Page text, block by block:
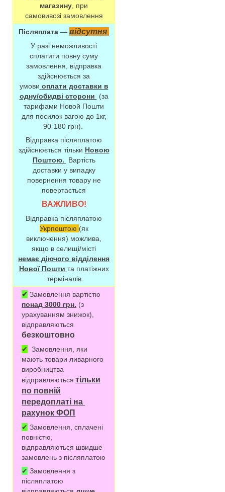
магазину , при
самовивозі замовлення
Післяплата — відсутня
У разі неможливості
сплатити повну суму
замовлення, відправка
здійснюється за
умови оплати доставки в
одну/обидві сторони
(за
тарифами Новой Пошти
для посилок вагою до 1кг,
90-180 грн).
Відправка післяплатою
здійснюється тільки Новою
Поштою.
Вартість
доставки у випадку
повернення товару не
повертається
ВАЖЛИВО!
Відправка післяплатою
Укрпоштою (як
виключення) можлива,
якщо в селищі/місті
немає діючого відділення
Нової Пошти та платіжних
терміналів
✔ Замовлення вартістю
понад 3000 грн. (з
урахуванням знижок),
відправляються
безкоштовно
✔
Замовлення, яки
мають товари ливарного
виробництва
відправляються тільки
по повній
передоплаті на
рахунок ФОП
✔ Замовлення, сплачені
повністю,
відправляються швидше
замовлень з післяплатою
✔ Замовлення з
післяплатою